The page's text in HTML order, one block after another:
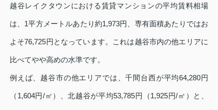
越谷レイクタウンにおける賃貸マンションの平均賃料相場
は、1平方メートルあたり約1,973円、専有面積あたりではお
よそ76,725円となっています。これは越谷市内の他エリアに
比べてやや高めの水準です。
例えば、越谷市の他エリアでは、千間台西が平均64,280円
（1,604円/㎡）、北越谷が平均53,785円（1,925円/㎡）と、